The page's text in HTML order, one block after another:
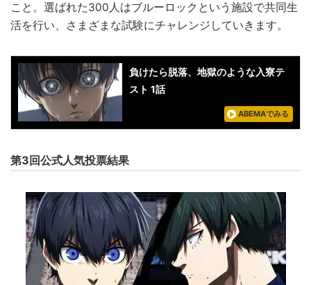
こと。選ばれた300人はブルーロックという施設で共同生
活を行い、さまざまな試験にチャレンジしていきます。
負けたら脱落、地獄のような入寮テ
スト 1話
ABEMAでみる
第3回公式人気投票結果